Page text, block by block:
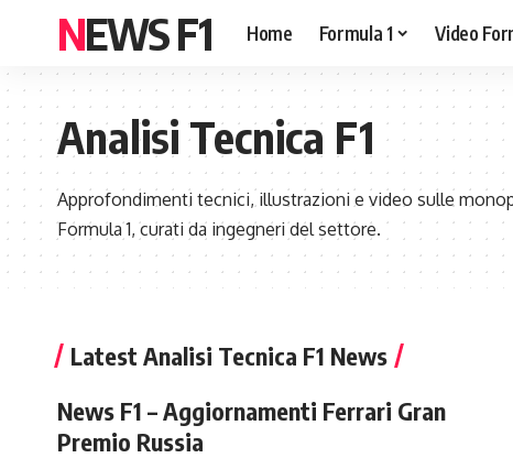
NEWS F1 Home Formula 1 Video
Analisi Tecnica F1
Approfondimenti tecnici, illustrazioni e video sulle
Formula 1, curati da ingegneri del settore.
Latest Analisi Tecnica F1 News
News F1 – Aggiornamenti Ferrari Gran
Premio Russia